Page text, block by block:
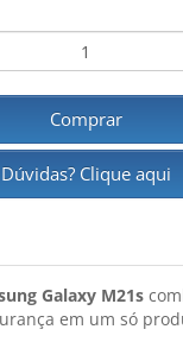
Comprar
Dúvidas? Clique aqui
Galaxy M21s
em um só